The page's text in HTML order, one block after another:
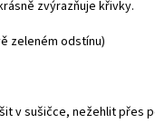
zvýrazňuje křivky.
zeleném odstínu)
v sušičce, nežehlit přes